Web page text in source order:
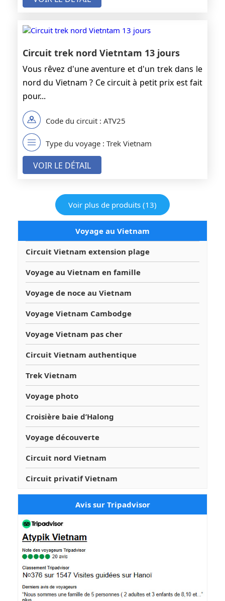
Circuit trek nord Vietntam 13 jours
Vous rêvez d'une aventure et d'un trek dans le
nord du Vietnam ? Ce circuit à petit prix est fait
pour...
Code du circuit : ATV25
Type du voyage : Trek Vietnam
VOIR LE DÉTAIL
Voir plus de produits (13)
Voyage au Vietnam
Circuit Vietnam extension plage
Voyage au Vietnam en famille
Voyage de noce au Vietnam
Voyage Vietnam Cambodge
Voyage Vietnam pas cher
Circuit Vietnam authentique
Trek Vietnam
Voyage photo
Croisière baie d’Halong
Voyage découverte
Circuit nord Vietnam
Circuit privatif Vietnam
Avis sur Tripadvisor